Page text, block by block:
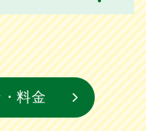
料金